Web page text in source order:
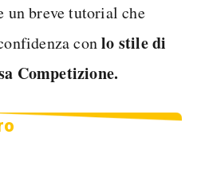
un breve tutorial che
conlo stile di
Competizione.